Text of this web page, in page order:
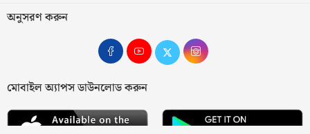
অনুসরণ করুন
মোবাইল অ্যাপস ডাউনলোড করুন